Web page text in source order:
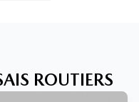
ROUTIERS